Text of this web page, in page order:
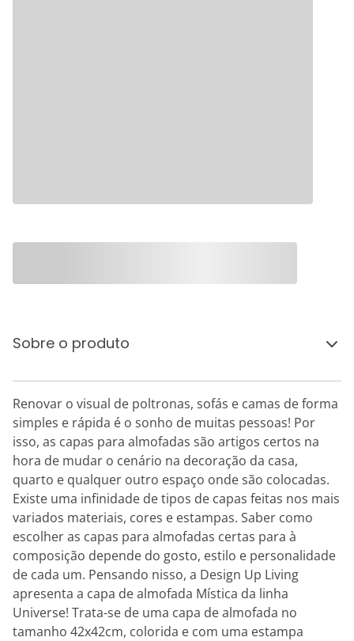
Sobre o produto
Renovar o visual de poltronas, sofás e camas de forma
simples e rápida é o sonho de muitas pessoas! Por
isso, as capas para almofadas são artigos certos na
hora de mudar o cenário na decoração da casa,
quarto e qualquer outro espaço onde são colocadas.
Existe uma infinidade de tipos de capas feitas nos mais
variados materiais, cores e estampas. Saber como
escolher as capas para almofadas certas para à
composição depende do gosto, estilo e personalidade
de cada um. Pensando nisso, a Design Up Living
apresenta a capa de almofada Mística da linha
Universe! Trata-se de uma capa de almofada no
tamanho 42x42cm, colorida e com uma estampa